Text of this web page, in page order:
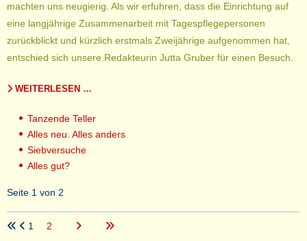
machten uns neugierig. Als wir erfuhren, dass die Einrichtung auf
eine langjährige Zusammenarbeit mit Tagespflegepersonen
zurückblickt und kürzlich erstmals Zweijährige aufgenommen hat,
entschied sich unsere Redakteurin Jutta Gruber für einen Besuch.
WEITERLESEN …
Tanzende Teller
Alles neu. Alles anders
Siebversuche
Alles gut?
Seite 1 von 2
1 2